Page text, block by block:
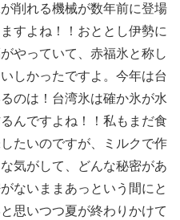
削れる機械が数年前に登場
すよね！！おととし伊勢に
やっていて、赤福氷と称し
しかったですよ。今年は台
のは！台湾氷は確か氷が水
んですよね！！私もまだ食
たいのですが、ミルクで作
気がして、どんな秘密があ
ないままあっという間にと
思いつつ夏が終わりかけて